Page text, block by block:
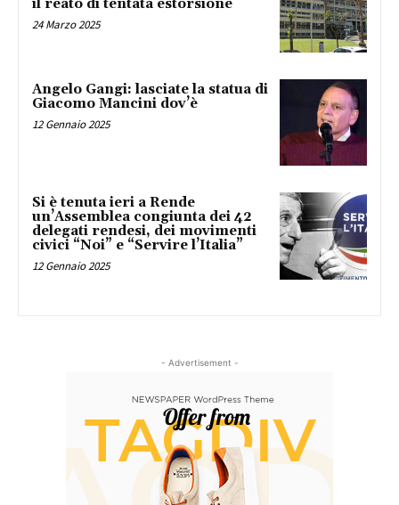
il reato di tentata estorsione
24 Marzo 2025
Angelo Gangi: lasciate la statua di
Giacomo Mancini dov’è
12 Gennaio 2025
Si è tenuta ieri a Rende
un’Assemblea congiunta dei 42
delegati rendesi, dei movimenti
civici “Noi” e “Servire l’Italia”
12 Gennaio 2025
- Advertisement -